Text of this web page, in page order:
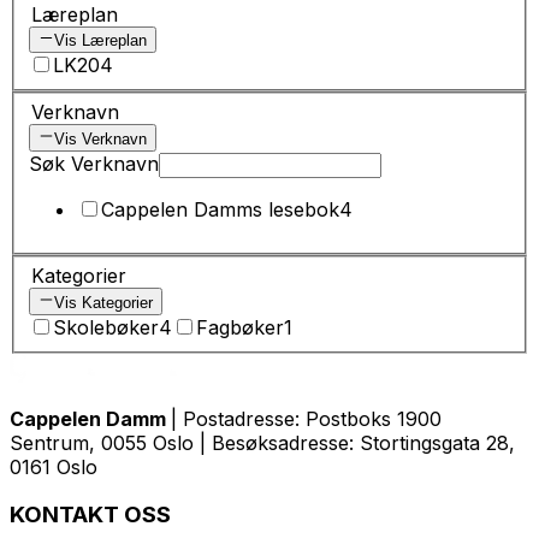
Læreplan
Vis Læreplan
LK204
Verknavn
Vis Verknavn
Søk Verknavn
Cappelen Damms lesebok4
Kategorier
Vis Kategorier
Skolebøker4 Fagbøker1
Cappelen Damm
| Postadresse: Postboks 1900
Sentrum, 0055 Oslo | Besøksadresse: Stortingsgata 28,
0161 Oslo
KONTAKT OSS